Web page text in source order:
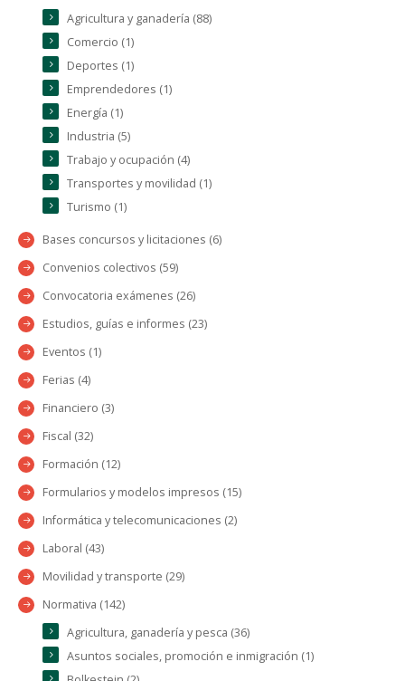
Agricultura y ganadería (88)
Comercio (1)
Deportes (1)
Emprendedores (1)
Energía (1)
Industria (5)
Trabajo y ocupación (4)
Transportes y movilidad (1)
Turismo (1)
Bases concursos y licitaciones (6)
Convenios colectivos (59)
Convocatoria exámenes (26)
Estudios, guías e informes (23)
Eventos (1)
Ferias (4)
Financiero (3)
Fiscal (32)
Formación (12)
Formularios y modelos impresos (15)
Informática y telecomunicaciones (2)
Laboral (43)
Movilidad y transporte (29)
Normativa (142)
Agricultura, ganadería y pesca (36)
Asuntos sociales, promoción e inmigración (1)